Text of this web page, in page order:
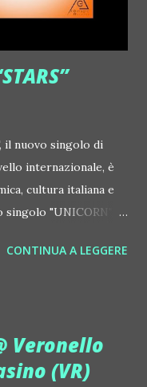
Le Luci della
il nuovo singolo di
internazionale, è
cultura italiana e
"UNICORN",
dalla voce
in precedenti
e "We Are
CONTINUA A LEGGERE
Veronello
(VR)